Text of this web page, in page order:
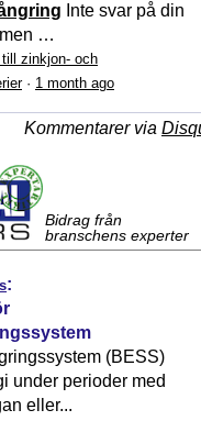
Inte svar på din
…
zinkjon- och
· 1 month ago
Kommentarer via
Bidrag från
branschens experter
:
(BESS)
under perioder med
eller...